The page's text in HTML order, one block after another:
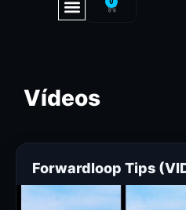
Vídeos
Forwardloop Tips